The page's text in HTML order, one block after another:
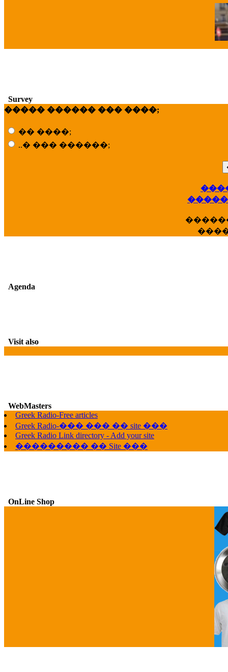
Survey
����� ������ ��� ����;
�� ����;
..� ��� ������;
Agenda
Visit also
WebMasters
Greek Radio-Free articles
Greek Radio-��� ��� �� site ���
Greek Radio Link directory - Add your site
��������� �� Site ���
OnLine Shop